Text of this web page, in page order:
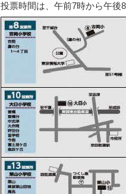
投票時間は、午前7時から午後8